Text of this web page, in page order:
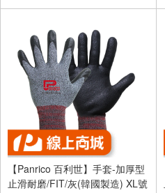
【Panrico 百利世】手套-加厚型
止滑耐磨/FIT/灰(韓國製造) XL號